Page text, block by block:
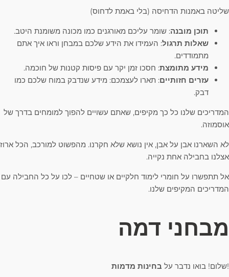
שליטה באמנות הדחיסה (בלי באמת לדחוס)
תוכן מובנה: שומר עליכם מאורגנים כמו מכונה משומנת היטב.
שאלות תרגול: העמידו את הידע שלכם במבחן וראו איך אתם
מתמודדים.
מידע מתומצת: חסכו זמן יקר עם פיסות קטנות של חוכמה.
עזרים חזותיים: תארו לעצמכם: מידע שנדבק במוח שלכם כמו
דבק.
המדריכים שלנו כל כך מקיפים, שאתם עשויים להפוך למומחים בדרך של
אוסמוזה.
לא השארנו אבן על אבן, אין נושא שלא חקרנו. מהפשוט למורכב, הכל ארוז
אצלנו בחבילה אחת נקייה.
אל תתפשרו על חומרי לימוד חלקיים או שטחיים – לכו על כל החבילה עם
המדריכים המקיפים שלנו.
מבחני דמה
!שלום! בואו נדבר על בחינות מדמות